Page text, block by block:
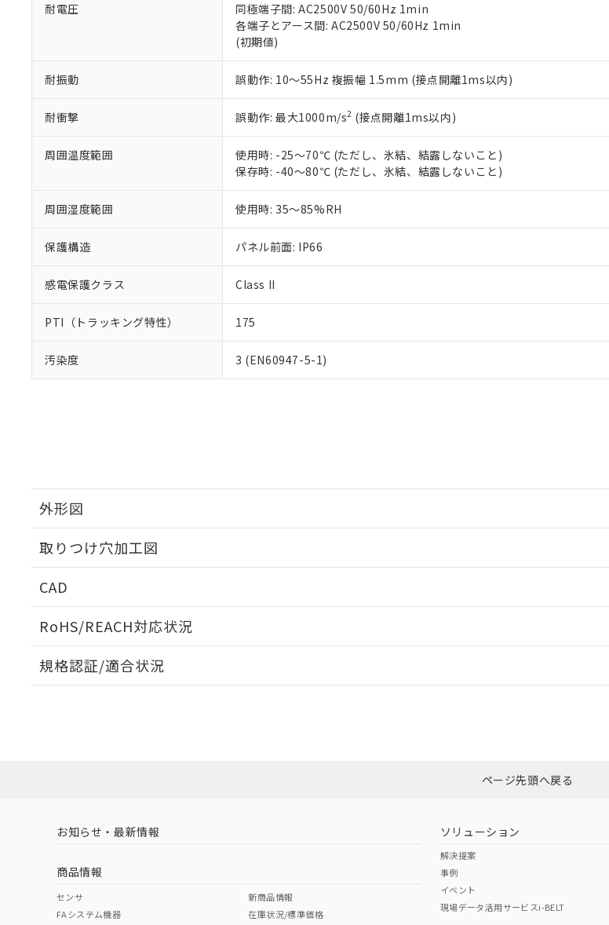
耐電圧
同極端子間: AC2500V 50/60Hz 1min
各端子とアース間: AC2500V 50/60Hz 1min
(初期値)
耐振動 誤動作: 10～55Hz 複振幅 1.5mm (接点開離1ms以内)
耐衝撃 誤動作: 最大1000m/s2 (接点開離1ms以内)
周囲温度範囲
使用時: -25～70℃ (ただし、氷結、結露しないこと)
保存時: -40～80℃ (ただし、氷結、結露しないこと)
周囲湿度範囲 使用時: 35～85%RH
保護構造 パネル前面: IP66
感電保護クラス Class II
PTI（トラッキング特性） 175
汚染度 3 (EN60947-5-1)
外形図
取りつけ穴加工図
CAD
RoHS/REACH対応状況
EU RoHS 注意事項・凡例
ダウンロードはこちら
中国 RoHS 注意事項・凡例
中国 RoHS表
規格認証/適合状況
さい。
※当社の共同利用者とは、"個人情報の共同利用に関して"
下記の非含有証明書をダウンロードすることができます。
EU RoHS指令（10物質）の非含有証明書
51物質の非含有証明書（当社基準）
※本証明書は発行日時点で非含有を証明するもので、過去に遡って非
また、RoHS指令のフタル酸エステル類４物質の対応では、対応完
混在することから備考欄に対応日を記載しておりました。
り割愛しております。
ページ先頭へ戻る
お知らせ・最新情報
商品情報
センサ
FAシステム機器
新商品情報
在庫状況/標準価格
ソリューション
解決提案
事例
イベント
現場データ活用サービスi-BELT